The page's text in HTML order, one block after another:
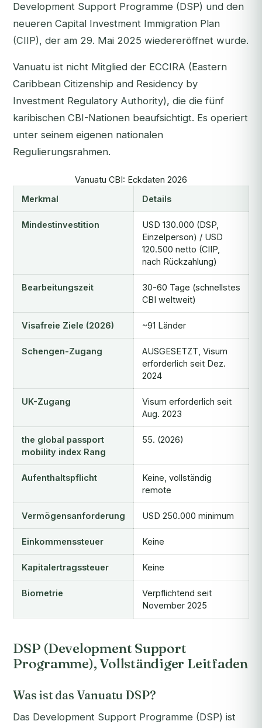
Development Support Programme (DSP) und den
neueren Capital Investment Immigration Plan
(CIIP), der am 29. Mai 2025 wiedereröffnet wurde.
Vanuatu ist nicht Mitglied der ECCIRA (Eastern
Caribbean Citizenship and Residency by
Investment Regulatory Authority), die die fünf
karibischen CBI-Nationen beaufsichtigt. Es operiert
unter seinem eigenen nationalen
Regulierungsrahmen.
Vanuatu CBI: Eckdaten 2026
Merkmal
Details
Mindestinvestition
USD 130.000 (DSP,
Einzelperson) / USD
120.500 netto (CIIP,
nach Rückzahlung)
Bearbeitungszeit
30-60 Tage (schnellstes
CBI weltweit)
Visafreie Ziele (2026) ~91 Länder
Schengen-Zugang
AUSGESETZT, Visum
erforderlich seit Dez.
2024
UK-Zugang
Visum erforderlich seit
Aug. 2023
the global passport
mobility index Rang
55. (2026)
Aufenthaltspflicht
Keine, vollständig
remote
Vermögensanforderung USD 250.000 minimum
Einkommenssteuer Keine
Kapitalertragssteuer Keine
Biometrie
Verpflichtend seit
November 2025
DSP (Development Support
Programme), Vollständiger Leitfaden
Was ist das Vanuatu DSP?
Das Development Support Programme (DSP) ist